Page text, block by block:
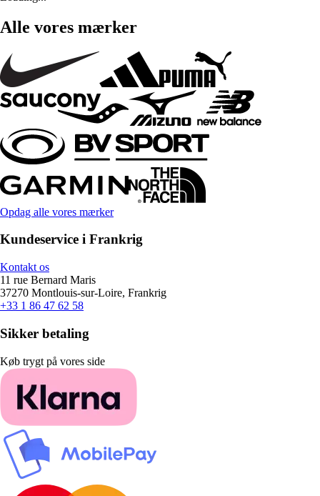
Alle vores mærker
Opdag alle vores mærker
Kundeservice i Frankrig
Kontakt os
11 rue Bernard Maris
37270 Montlouis-sur-Loire, Frankrig
+33 1 86 47 62 58
Sikker betaling
Køb trygt på vores side